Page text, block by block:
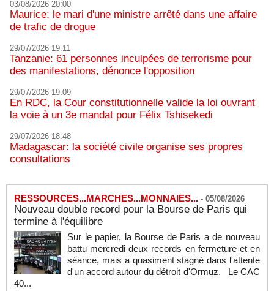
03/08/2026 20:00
Maurice: le mari d'une ministre arrêté dans une affaire
de trafic de drogue
29/07/2026 19:11
Tanzanie: 61 personnes inculpées de terrorisme pour
des manifestations, dénonce l'opposition
29/07/2026 19:09
En RDC, la Cour constitutionnelle valide la loi ouvrant
la voie à un 3e mandat pour Félix Tshisekedi
29/07/2026 18:48
Madagascar: la société civile organise ses propres
consultations
RESSOURCES...MARCHES...MONNAIES... - 05/08/2026
Nouveau double record pour la Bourse de Paris qui
termine à l'équilibre
Sur le papier, la Bourse de Paris a de nouveau
battu mercredi deux records en fermeture et en
séance, mais a quasiment stagné dans l'attente
d'un accord autour du détroit d'Ormuz. Le CAC
40...